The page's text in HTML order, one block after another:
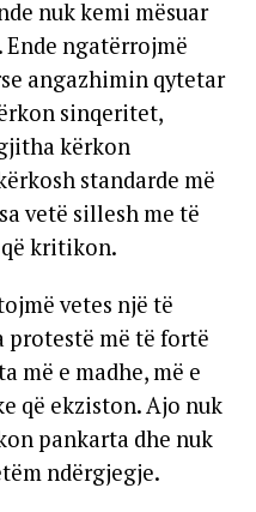
nuk kemi mësuar
ngatërrojmë
angazhimin qytetar
sinqeritet,
kërkon
standarde më
vetë sillesh me të
kritikon.
vetes një të
protestë më të fortë
më e madhe, më e
që ekziston. Ajo nuk
pankarta dhe nuk
ndërgjegje.